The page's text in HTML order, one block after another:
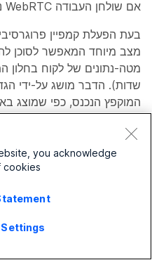
אם שולחן העבודה WebRTC נמצא בשימוש).
מצב מיוחד המאפשר לסוכן
שדות). הדבר מושג על-ידי
המוקפץ הנכנס, כפי שמוצג
you acknowledge